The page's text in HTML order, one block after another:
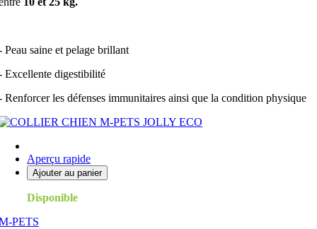
Peau saine et pelage brillant
Excellente digestibilité
Renforcer les défenses immunitaires ainsi que la condition physique
Aperçu rapide
Ajouter au panier
Disponible
PETS